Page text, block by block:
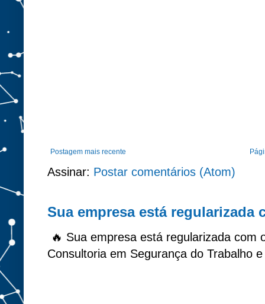
Postagem mais recente
Assinar: Postar comentários (Atom)
Sua empresa está regularizada
🔥 Sua empresa está regularizada com
Consultoria em Segurança do Trabalho